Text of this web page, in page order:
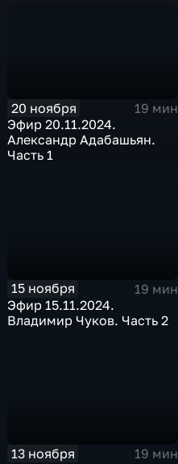
20 ноября
19 мин
Эфир 20.11.2024.
Александр Адабашьян.
Часть 1
15 ноября
19 мин
Эфир 15.11.2024.
Владимир Чуков. Часть 2
13 ноября
19 мин